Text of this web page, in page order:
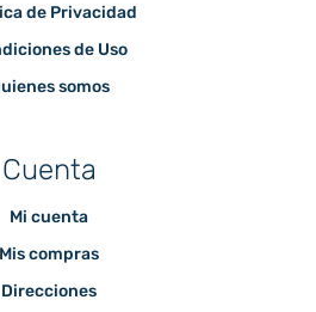
de Privacidad
de Uso
somos
Cuenta
Mi cuenta
Mis compras
Direcciones